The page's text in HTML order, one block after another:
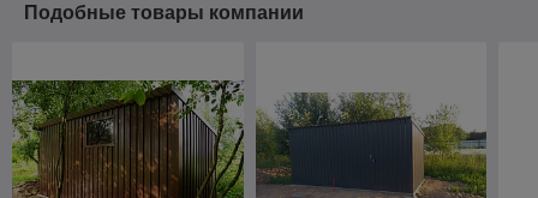
Подобные товары компании